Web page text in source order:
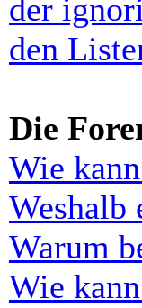
der
den
Die
Wie
Weshalb
Warum
Wie